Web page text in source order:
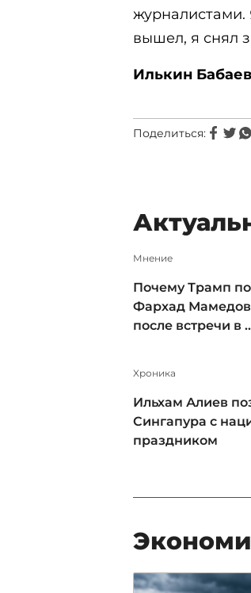
журналистами.
вышел, я снял
Илькин
Поделиться:
Мнение
Почему Трамп
Фархад Мамедов
после встречи в
Xроника
Ильхам Алиев
Сингапура с
праздником